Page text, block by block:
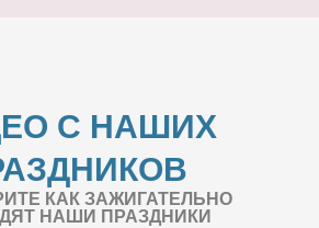
С НАШИХ
КАК ЗАЖИГАТЕЛЬНО
НАШИ ПРАЗДНИКИ